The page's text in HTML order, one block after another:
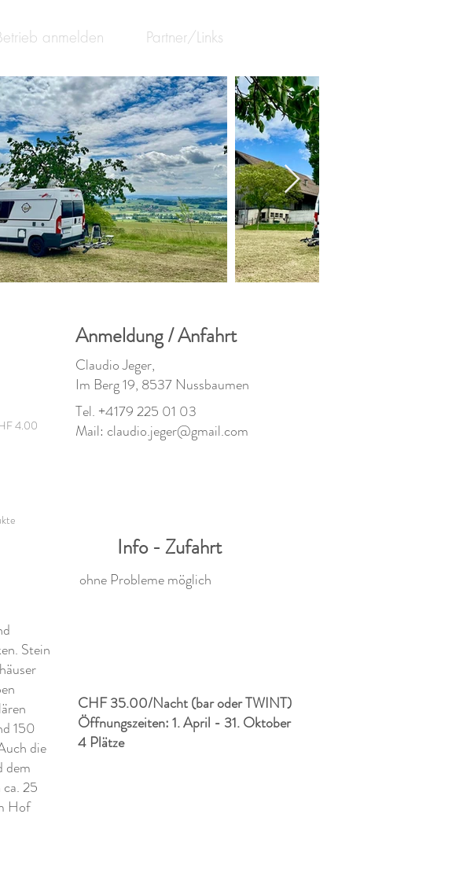
anmelden Partner/Links
4.00
Stein
150
die
dem
25
Hof
Anmeldung / Anfahrt
Claudio Jeger,
Im Berg 19, 8537 Nussbaumen
Tel. +4179 225 01 03
Mail:claudio.jeger@gmail.com
Info - Zufahrt
ohne Probleme möglich
CHF 35.00/Nacht (bar oder TWINT)
Öffnungszeiten: 1. April - 31. Oktober
4 Plätze